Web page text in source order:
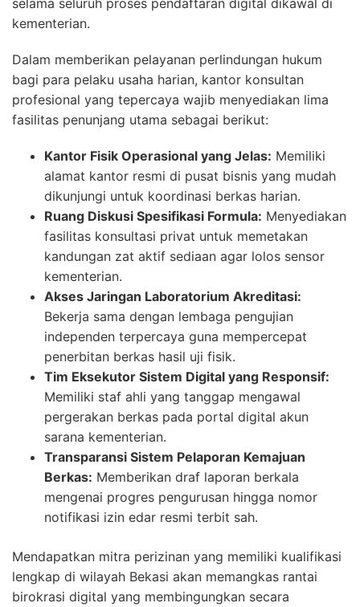
kementerian.
Dalam memberikan pelayanan perlindungan hukum
bagi para pelaku usaha harian, kantor konsultan
profesional yang tepercaya wajib menyediakan lima
fasilitas penunjang utama sebagai berikut:
Kantor Fisik Operasional yang Jelas: Memiliki
alamat kantor resmi di pusat bisnis yang mudah
dikunjungi untuk koordinasi berkas harian.
Ruang Diskusi Spesifikasi Formula: Menyediakan
fasilitas konsultasi privat untuk memetakan
kandungan zat aktif sediaan agar lolos sensor
kementerian.
Akses Jaringan Laboratorium Akreditasi:
Bekerja sama dengan lembaga pengujian
independen terpercaya guna mempercepat
penerbitan berkas hasil uji fisik.
Tim Eksekutor Sistem Digital yang Responsif:
Memiliki staf ahli yang tanggap mengawal
pergerakan berkas pada portal digital akun
sarana kementerian.
Transparansi Sistem Pelaporan Kemajuan
Berkas: Memberikan draf laporan berkala
mengenai progres pengurusan hingga nomor
notifikasi izin edar resmi terbit sah.
Mendapatkan mitra perizinan yang memiliki kualifikasi
lengkap di wilayah Bekasi akan memangkas rantai
birokrasi digital yang membingungkan secara